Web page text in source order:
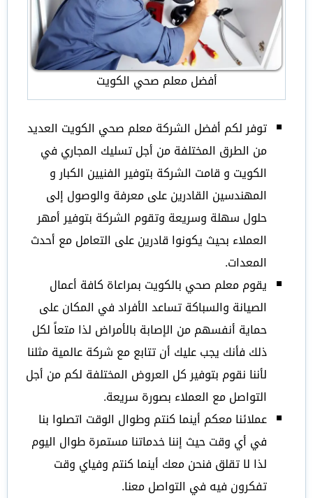
أفضل معلم صحي الكويت
توفر لكم أفضل الشركة معلم صحي الكويت العديد
من الطرق المختلفة من أجل تسليك المجاري في
الكويت و قامت الشركة بتوفير الفنيين الكبار و
المهندسين القادرين على معرفة والوصول إلى
حلول سهلة وسريعة وتقوم الشركة بتوفير أمهر
العملاء بحيث يكونوا قادرين على التعامل مع أحدث
المعدات.
يقوم معلم صحي بالكويت بمراعاة كافة أعمال
الصيانة والسباكة تساعد الأفراد في المكان على
حماية أنفسهم من الإصابة بالأمراض لذا متعاً لكل
ذلك فأنك يجب عليك أن تتابع مع شركة عالمية مثلنا
لأننا نقوم بتوفير كل العروض المختلفة لكم من أجل
التواصل مع العملاء بصورة سريعة.
عملائنا معكم أينما كنتم وطوال الوقت اتصلوا بنا
في أي وقت حيث إننا خدماتنا مستمرة طوال اليوم
لذا لا تقلق فنحن معك أينما كنتم وفياي وقت
تفكرون فيه في التواصل معنا.